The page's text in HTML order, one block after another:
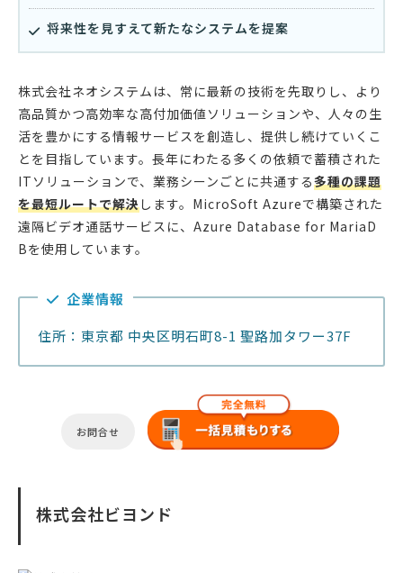
将来性を見すえて新たなシステムを提案
株式会社ネオシステムは、常に最新の技術を先取りし、より
高品質かつ高効率な高付加価値ソリューションや、人々の生
活を豊かにする情報サービスを創造し、提供し続けていくこ
とを目指しています。長年にわたる多くの依頼で蓄積された
ITソリューションで、業務シーンごとに共通する多種の課題
を最短ルートで解決します。MicroSoft Azureで構築された
遠隔ビデオ通話サービスに、Azure Database for MariaD
Bを使用しています。
企業情報
住所：東京都 中央区明石町8-1 聖路加タワー37F
お問合せ
株式会社ビヨンド